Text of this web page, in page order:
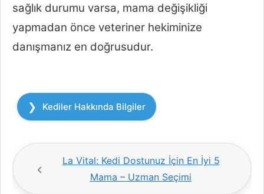
sağlık durumu varsa, mama değişikliği
yapmadan önce veteriner hekiminize
danışmanız en doğrusudur.
Kategoriler
Kediler Hakkında Bilgiler
La Vital: Kedi Dostunuz İçin En İyi 5
Mama – Uzman Seçimi